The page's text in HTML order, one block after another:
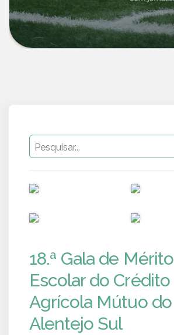
18.ª Gala de Mérito
Escolar do Crédito
Agrícola Mútuo do
Alentejo Sul